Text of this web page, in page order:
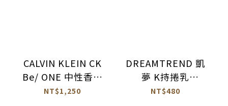
CALVIN KLEIN CK
Be/ ONE 中性香水
100ml/200ml
NT$1,250
DREAMTREND 凱
夢 K持捲乳
100ml【AK017】
NT$480